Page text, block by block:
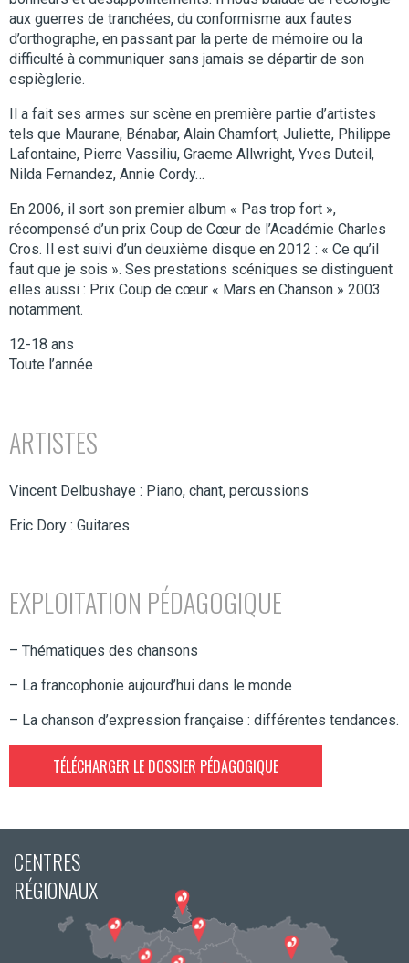
aux guerres de tranchées, du conformisme aux fautes
d’orthographe, en passant par la perte de mémoire ou la
difficulté à communiquer sans jamais se départir de son
espièglerie.
Il a fait ses armes sur scène en première partie d’artistes
tels que Maurane, Bénabar, Alain Chamfort, Juliette, Philippe
Lafontaine, Pierre Vassiliu, Graeme Allwright, Yves Duteil,
Nilda Fernandez, Annie Cordy…
En 2006, il sort son premier album « Pas trop fort »,
récompensé d’un prix Coup de Cœur de l’Académie Charles
Cros. Il est suivi d’un deuxième disque en 2012 : « Ce qu’il
faut que je sois ». Ses prestations scéniques se distinguent
elles aussi : Prix Coup de cœur « Mars en Chanson » 2003
notamment.
12-18 ans
Toute l’année
ARTISTES
Vincent Delbushaye : Piano, chant, percussions
Eric Dory : Guitares
EXPLOITATION PÉDAGOGIQUE
– Thématiques des chansons
– La francophonie aujourd’hui dans le monde
– La chanson d’expression française : différentes tendances.
TÉLÉCHARGER LE DOSSIER PÉDAGOGIQUE
CENTRES
RÉGIONAUX